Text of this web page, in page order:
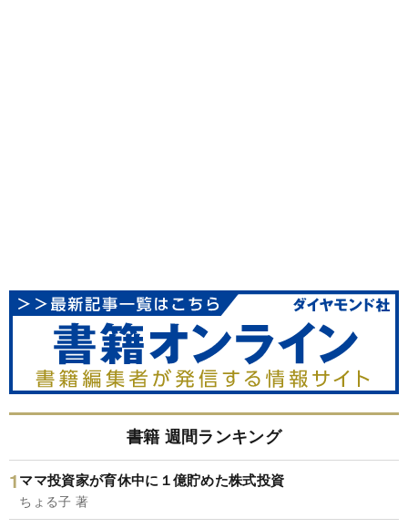
書籍 週間ランキング
ママ投資家が育休中に１億貯めた株式投資
ちょる子 著